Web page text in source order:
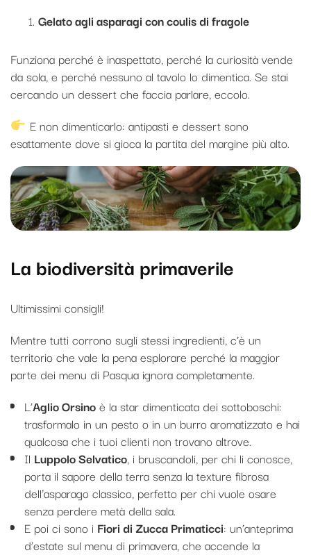
Gelato agli asparagi con coulis di fragole
Funziona perché è inaspettato, perché la curiosità vende
da sola, e perché nessuno al tavolo lo dimentica. Se stai
cercando un dessert che faccia parlare, eccolo.
E non dimenticarlo: antipasti e dessert sono
esattamente dove si gioca la partita del margine più alto.
La biodiversità primaverile
Ultimissimi consigli!
Mentre tutti corrono sugli stessi ingredienti, c’è un
territorio che vale la pena esplorare perché la maggior
parte dei menu di Pasqua ignora completamente.
L’Aglio Orsinoè la star dimenticata dei sottoboschi:
trasformalo in un pesto o in un burro aromatizzato e hai
qualcosa che i tuoi clienti non trovano altrove.
Il Luppolo Selvatico, i bruscandoli, per chi li conosce,
porta il sapore della terra senza la texture fibrosa
dell’asparago classico, perfetto per chi vuole osare
senza perdere metà della sala.
E poi ci sono i Fiori di Zucca Primaticci: un’anteprima
d’estate sul menu di primavera, che accende la